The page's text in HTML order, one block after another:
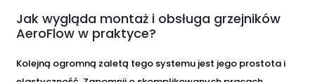
Jak wygląda montaż i obsługa grzejników
AeroFlow w praktyce?
Kolejną ogromną zaletą tego systemu jest jego prostota i